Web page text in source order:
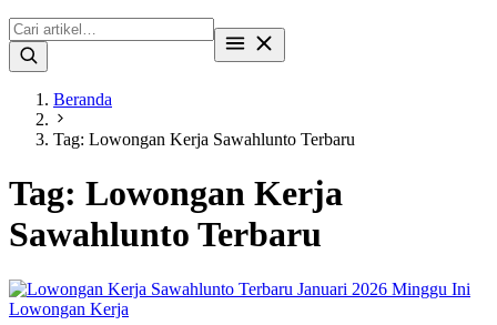
Beranda
Tag: Lowongan Kerja Sawahlunto Terbaru
Tag: Lowongan Kerja
Sawahlunto Terbaru
Lowongan Kerja